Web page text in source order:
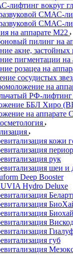
лифтинг вокруг
СМАС-
СМАС-
на аппарате M22
пилинг на
акне,
пигментации на
розацеа на
сосудистых
на
РФ-лифтинг
ББЛ Хиро
на
кожи
рук
шеи и
Deep Booster
Hydro Deluxe
губ